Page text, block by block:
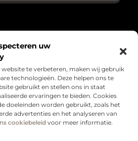
uw
te verbeteren, maken wij gebruik
technologieën. Deze helpen ons te
gebruikt en stellen ons in staat
ervaringen te bieden. Cookies
doeleinden worden gebruikt, zoals het
advertenties en het analyseren van
cookiebeleid voor meer informatie.
de bron
en met oog voor detail.”
en leven met gevoel. Warme verhalen
raken en verbinden.